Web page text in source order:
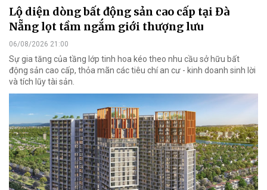
Lộ diện dòng bất động sản cao cấp tại Đà
Nẵng lọt tầm ngắm giới thượng lưu
06/08/2026 21:00
Sự gia tăng của tầng lớp tinh hoa kéo theo nhu cầu sở hữu bất
động sản cao cấp, thỏa mãn các tiêu chí an cư - kinh doanh sinh lời
và tích lũy tài sản.